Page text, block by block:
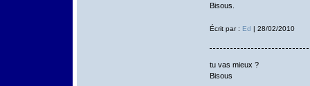
Bisous.
Écrit par : Ed | 28/02/2010
tu vas mieux ?
Bisous